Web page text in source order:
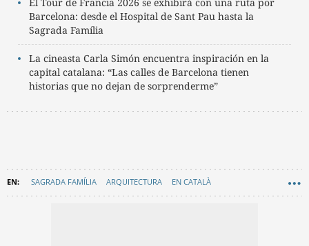
Barcelona: desde el Hospital de Sant Pau hasta la
Sagrada Família
La cineasta Carla Simón encuentra inspiración en la
capital catalana: “Las calles de Barcelona tienen
historias que no dejan de sorprenderme”
SAGRADA FAMÍLIA ARQUITECTURA EN CATALÀ